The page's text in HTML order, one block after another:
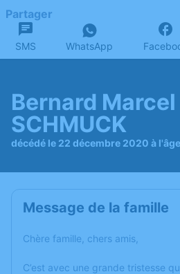
Partager
SMS WhatsApp
Bernard Marcel
SCHMUCK
décédé le 22 décembre 2020 à
Message de la famille
Chère famille, chers amis,
C’est avec une grande tristesse